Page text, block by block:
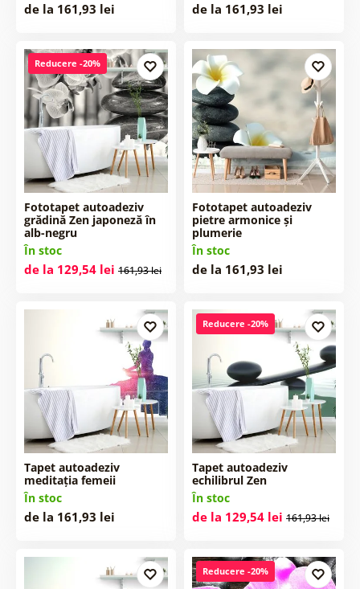
de la 161,93 lei de la 161,93 lei
Reducere -20%
Fototapet autoadeziv
grădină Zen japoneză în
alb-negru
În stoc
de la 129,54 lei 161,93 lei
Fototapet autoadeziv
pietre armonice și
plumerie
În stoc
de la 161,93 lei
Tapet autoadeziv
meditația femeii
În stoc
de la 161,93 lei
Reducere -20%
Tapet autoadeziv
echilibrul Zen
În stoc
de la 129,54 lei 161,93 lei
Reducere -20%